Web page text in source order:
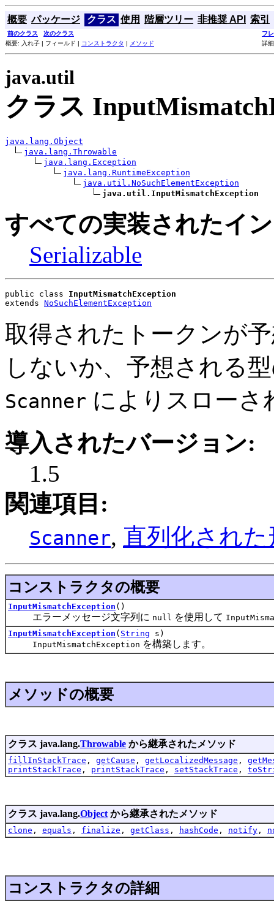
概要 パッケージ クラス 使用 階層ツリー 非推奨 API 索引
前のクラス 次のクラス
フ
概要: 入れ子 | フィールド | コンストラクタ | メソッド 詳
java.util
クラス
java.lang.Object
java.lang.Throwable
java.lang.Exception
java.lang.RuntimeException
java.util.NoSuchElementException
java.util.InputMismatchException
すべての実装されたイ
Serializable
public class InputMismatchException
extends NoSuchElementException
取得されたトークンが
しないか、予想される
Scanner によりスローさ
導入されたバージョン:
1.5
関連項目:
Scanner, 直列化された
コンストラクタの概要
InputMismatchException ()
エラーメッセージ文字列に null を使用して
InputMismatchException ( String s)
InputMismatchException を構築します。
メソッドの概要
クラス java.lang.Throwable から継承されたメソッド
fillInStackTrace , getCause , getLocalizedMessage ,
printStackTrace , printStackTrace , setStackTrace ,
クラス java.lang.Object から継承されたメソッド
clone , equals , finalize , getClass , hashCode , notify ,
コンストラクタの詳細